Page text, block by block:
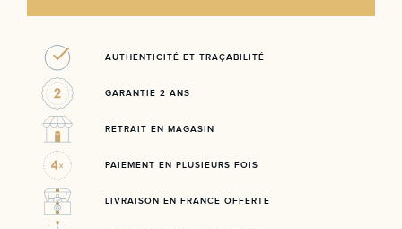
AUTHENTICITÉ ET TRAÇABILITÉ
GARANTIE 2 ANS
RETRAIT EN MAGASIN
PAIEMENT EN PLUSIEURS FOIS
LIVRAISON EN FRANCE OFFERTE